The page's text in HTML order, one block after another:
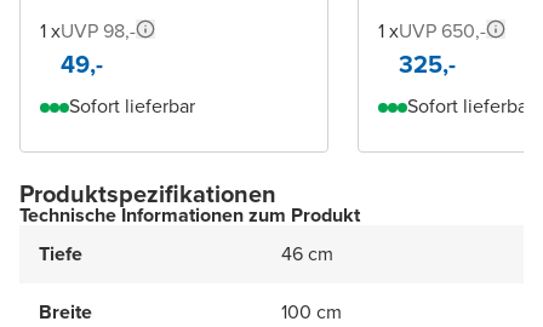
1 xUVP 98,-
49,-
Sofort lieferbar
1 xUVP 650,-
325,-
Sofort lieferbar
Produktspezifikationen
Technische Informationen zum Produkt
Tiefe
46 cm
Breite 100 cm